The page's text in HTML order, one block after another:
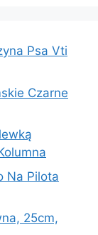
Psa Vti
Czarne
Na Pilota
25cm,